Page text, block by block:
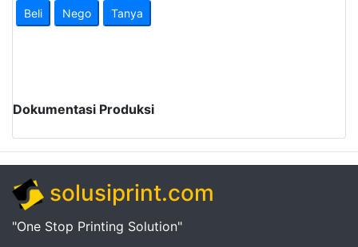
Beli Nego Tanya
Dokumentasi Produksi
solusiprint.com
"One Stop Printing Solution"